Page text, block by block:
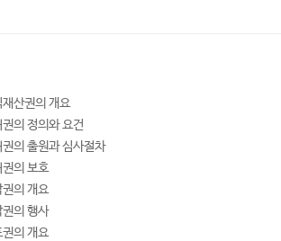
재산권의 개요
의 정의와 요건
권의 출원과 심사절차
권의 보호
권의 개요
권의 행사
권의 개요